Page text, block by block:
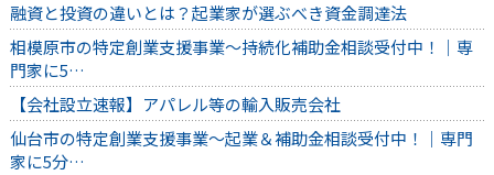
融資と投資の違いとは？起業家が選ぶべき資金調達法
相模原市の特定創業支援事業～持続化補助金相談受付中！｜専
門家に5…
【会社設立速報】アパレル等の輸入販売会社
仙台市の特定創業支援事業～起業＆補助金相談受付中！｜専門
家に5分…